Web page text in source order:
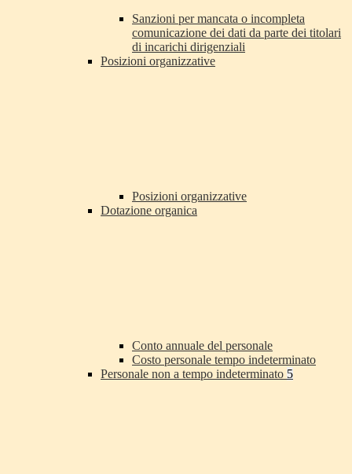
Sanzioni per mancata o incompleta
comunicazione dei dati da parte dei titolari
di incarichi dirigenziali
Posizioni organizzative
Posizioni organizzative
Dotazione organica
Conto annuale del personale
Costo personale tempo indeterminato
Personale non a tempo indeterminato 5